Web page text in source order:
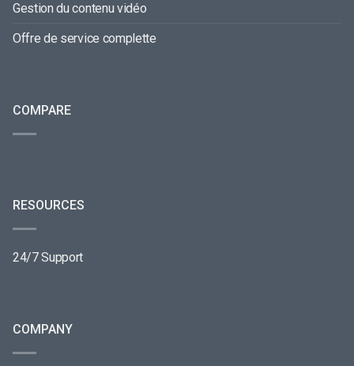
Gestion du contenu vidéo
Offre de service complette
COMPARE
RESOURCES
24/7 Support
COMPANY